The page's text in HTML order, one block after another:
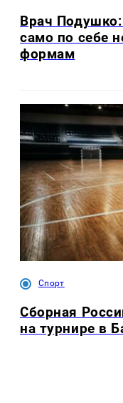
Врач
само по себе
формам
Спорт
Сборная
на турнире в